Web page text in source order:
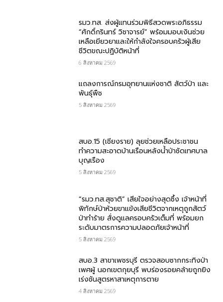
รมว.ทส. ส่งผู้แทนร่วมพิธีสวดพระอภิธรรม
“ศักดิ์กรินทร์ วิชาจารย์” พร้อมมอบเงินช่วย
เหลือเยียวยาและให้กำลังใจครอบครัวผู้เสีย
ชีวิตขณะปฏิบัติหน้าที่
6 สิงหาคม 2569
แถลงการณ์กรมอุทยานแห่งชาติ สัตว์ป่า และ
พันธุ์พืช
5 สิงหาคม 2569
สบอ.15 (เชียงราย) ลุยช่วยเหลือประชาชน
ทำความสะอาดบ้านเรือนหลังน้ำป่าซัดเทศบาล
บุญเรือง
5 สิงหาคม 2569
“รมว.ทส.สุชาติ” เสียใจอย่างสุดซึ้ง เจ้าหน้าที่
พิทักษ์ป่าห้วยขาแข้งเสียชีวิตจากเหตุถูกสัตว์
ป่าทำร้าย สั่งดูแลครอบครัวเต็มที่ พร้อมยก
ระดับมาตรการความปลอดภัยเจ้าหน้าที่
5 สิงหาคม 2569
สบอ.3 สาขาเพชรบุรี ตรวจสอบซากกระทิงป่า
เพศผู้ นอกเขตกุยบุรี พบร่องรอยคล้ายถูกยิง
เร่งชันสูตรหาสาเหตุการตาย
4 สิงหาคม 2569